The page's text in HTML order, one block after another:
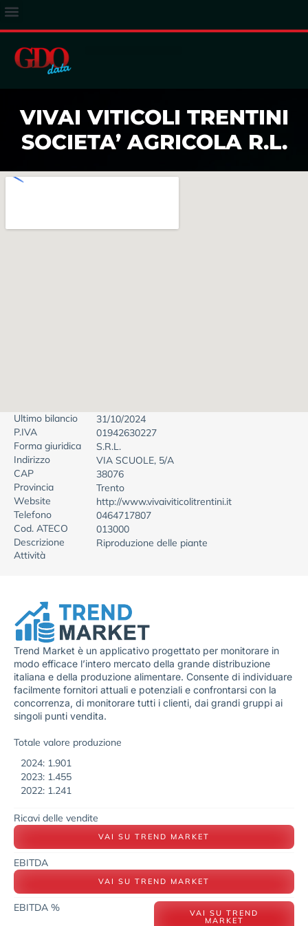
VIVAI VITICOLI TRENTINI
SOCIETA’ AGRICOLA R.L.
Ultimo bilancio
31/10/2024
P.IVA
01942630227
Forma giuridica
S.R.L.
Indirizzo
VIA SCUOLE, 5/A
CAP
38076
Provincia
Trento
Website
http://www.vivaiviticolitrentini.it
Telefono
0464717807
Cod. ATECO
013000
Descrizione
Attività
Riproduzione delle piante
Trend Market è un applicativo progettato per monitorare in
modo efficace l’intero mercato della grande distribuzione
italiana e della produzione alimentare. Consente di individuare
facilmente fornitori attuali e potenziali e confrontarsi con la
concorrenza, di monitorare tutti i clienti, dai grandi gruppi ai
singoli punti vendita.
Totale valore produzione
2024: 1.901
2023: 1.455
2022: 1.241
Ricavi delle vendite
VAI SU TREND MARKET
EBITDA
VAI SU TREND MARKET
EBITDA % VAI SU TREND
MARKET